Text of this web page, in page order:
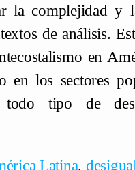
la complejidad y
de análisis.
en
en los sectores
tipo de
Latina,